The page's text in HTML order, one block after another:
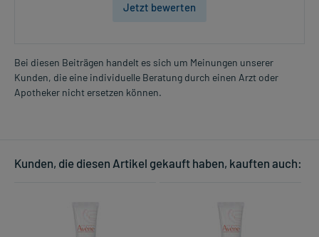
Jetzt bewerten
Bei diesen Beiträgen handelt es sich um Meinungen unserer
Kunden, die eine individuelle Beratung durch einen Arzt oder
Apotheker nicht ersetzen können.
Kunden, die diesen Artikel gekauft haben, kauften auch: